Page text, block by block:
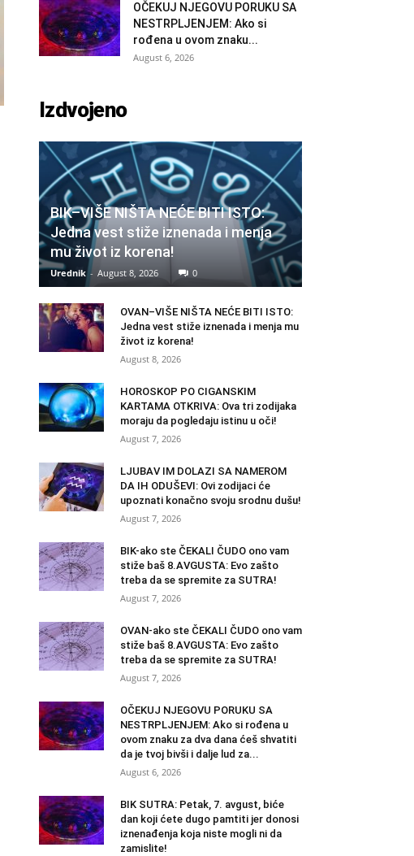
OČEKUJ NJEGOVU PORUKU SA
NESTRPLJENJEM: Ako si
rođena u ovom znaku...
August 6, 2026
Izdvojeno
BIK–VIŠE NIŠTA NEĆE BITI ISTO:
Jedna vest stiže iznenada i menja
mu život iz korena!
Urednik - August 8, 2026 0
OVAN–VIŠE NIŠTA NEĆE BITI ISTO:
Jedna vest stiže iznenada i menja mu
život iz korena!
August 8, 2026
HOROSKOP PO CIGANSKIM
KARTAMA OTKRIVA: Ova tri zodijaka
moraju da pogledaju istinu u oči!
August 7, 2026
LJUBAV IM DOLAZI SA NAMEROM
DA IH ODUŠEVI: Ovi zodijaci će
upoznati konačno svoju srodnu dušu!
August 7, 2026
BIK-ako ste ČEKALI ČUDO ono vam
stiže baš 8.AVGUSTA: Evo zašto
treba da se spremite za SUTRA!
August 7, 2026
OVAN-ako ste ČEKALI ČUDO ono vam
stiže baš 8.AVGUSTA: Evo zašto
treba da se spremite za SUTRA!
August 7, 2026
OČEKUJ NJEGOVU PORUKU SA
NESTRPLJENJEM: Ako si rođena u
ovom znaku za dva dana ćeš shvatiti
da je tvoj bivši i dalje lud za...
August 6, 2026
BIK SUTRA: Petak, 7. avgust, biće
dan koji ćete dugo pamtiti jer donosi
iznenađenja koja niste mogli ni da
zamislite!